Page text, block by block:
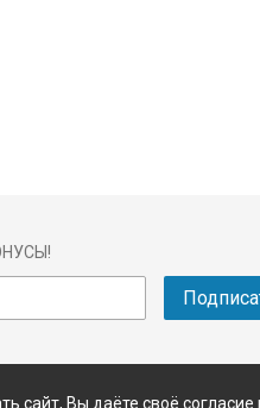
сайт, Вы даёте своё